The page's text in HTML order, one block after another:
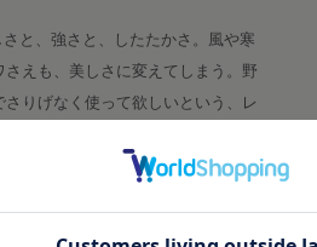
と、強さと、したたかさ。風や寒
えも、美しさに変えてしまう。野
りげなく使って欲しいという、レ
意識を磨くアティチュードを持っ
クローズを目指しています。